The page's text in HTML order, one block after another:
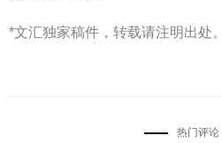
*文汇独家稿件，转载请注明出处。
热门评论